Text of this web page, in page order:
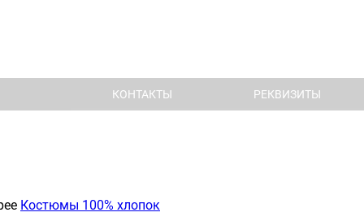
КОНТАКТЫ РЕКВИЗИТЫ
Костюмы 100% хлопок